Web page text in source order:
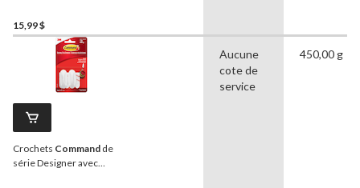
de 1
15,99 $
Crochets Command de
série Designer avec
Aucune
cote de
service
450,00 g